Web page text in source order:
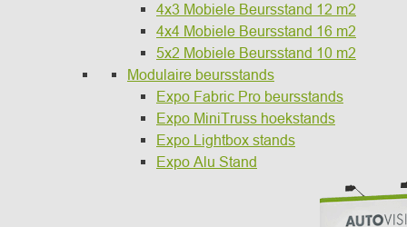
4x3 Mobiele Beursstand 12 m2
4x4 Mobiele Beursstand 16 m2
5x2 Mobiele Beursstand 10 m2
Modulaire beursstands
Expo Fabric Pro beursstands
Expo MiniTruss hoekstands
Expo Lightbox stands
Expo Alu Stand